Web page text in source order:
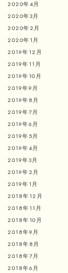
2020年4月
2020年3月
2020年2月
2020年1月
2019年12月
2019年11月
2019年10月
2019年9月
2019年8月
2019年7月
2019年6月
2019年5月
2019年4月
2019年3月
2019年2月
2019年1月
2018年12月
2018年11月
2018年10月
2018年9月
2018年8月
2018年7月
2018年6月